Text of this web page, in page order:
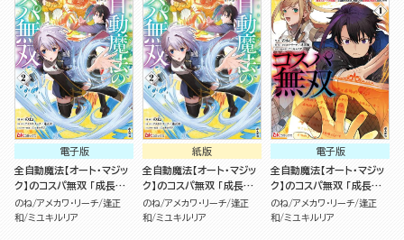
電子版
全自動魔法【オート・マジッ
ク】のコスパ無双 「成長ス
ピードが超遅い」と追放さ
れたが、放置しても経験値
のね アメカワ・リーチ 逢正
和 ミユキルリア
紙版
全自動魔法【オート・マジッ
ク】のコスパ無双 「成長ス
ピードが超遅い」と追放さ
れたが、放置しても経験値
のね アメカワ・リーチ 逢正
和 ミユキルリア
電子版
全自動魔法【オート・マジッ
ク】のコスパ無双 「成長ス
ピードが超遅い」と追放さ
れたが、放置しても経験値
のね アメカワ・リーチ 逢正
和 ミユキルリア